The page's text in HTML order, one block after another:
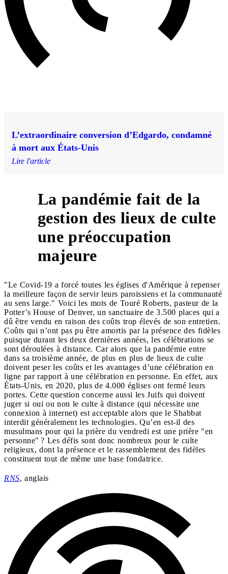
L’extraordinaire conversion d’Edgardo, condamné
à mort aux États-Unis
Lire l'article
La pandémie fait de la
gestion des lieux de culte
une préoccupation
majeure
"Le Covid-19 a forcé toutes les églises d'Amérique à repenser
la meilleure façon de servir leurs paroissiens et la communauté
au sens large." Voici les mots de Touré Roberts, pasteur de la
Potter’s House of Denver, un sanctuaire de 3.500 places qui a
dû être vendu en raison des coûts trop élevés de son entretien.
Coûts qui n’ont pas pu être amortis par la présence des fidèles
puisque durant les deux dernières années, les célébrations se
sont déroulées à distance. Car alors que la pandémie entre
dans sa troisième année, de plus en plus de lieux de culte
doivent peser les coûts et les avantages d’une célébration en
ligne par rapport à une célébration en personne. En effet, aux
États-Unis, en 2020, plus de 4.000 églises ont fermé leurs
portes. Cette question concerne aussi les Juifs qui doivent
juger si oui ou non le culte à distance (qui nécessite une
connexion à internet) est acceptable alors que le Shabbat
interdit généralement les technologies. Qu’en est-il des
musulmans pour qui la prière du vendredi est une prière "en
personne" ? Les défis sont donc nombreux pour le culte
religieux, dont la présence et le rassemblement des fidèles
constituent tout de même une base fondatrice.
RNS, anglais